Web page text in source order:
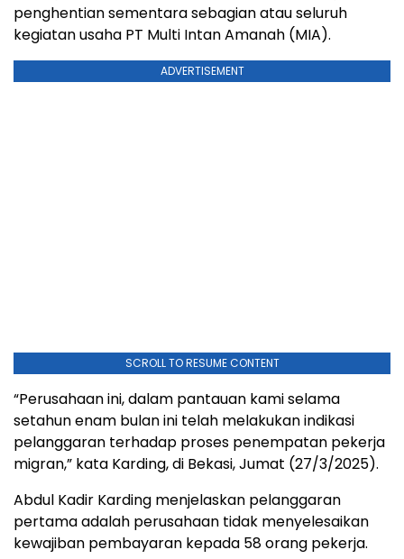
penghentian sementara sebagian atau seluruh
kegiatan usaha PT Multi Intan Amanah (MIA).
ADVERTISEMENT
SCROLL TO RESUME CONTENT
“Perusahaan ini, dalam pantauan kami selama
setahun enam bulan ini telah melakukan indikasi
pelanggaran terhadap proses penempatan pekerja
migran,” kata Karding, di Bekasi, Jumat (27/3/2025).
Abdul Kadir Karding menjelaskan pelanggaran
pertama adalah perusahaan tidak menyelesaikan
kewajiban pembayaran kepada 58 orang pekerja.